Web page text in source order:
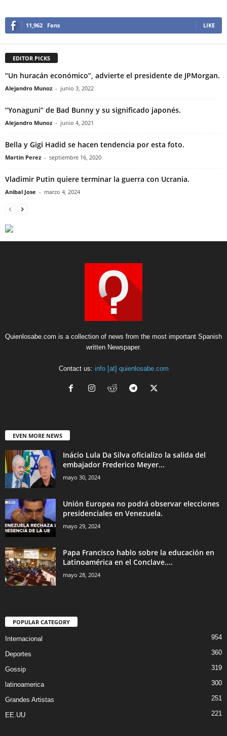
11,962 Fans LIKE
EDITOR PICKS
“Un huracán económico”, advierte el presidente de JPMorgan.
Alejandro Munoz - junio 3, 2022
“Yonaguni” de Bad Bunny y su significado japonés.
Alejandro Munoz - junio 4, 2021
Bella y Gigi Hadid se hacen tendencia por esta foto.
Martin Perez - septiembre 16, 2020
Vladimir Putin quiere terminar la guerra con Ucrania.
Anibal Jose - marzo 4, 2024
Quienlosabe.com is a collection of news from the most important Spanish
written Newspaper.
Contact us: info [at] quienlosabe.com
EVEN MORE NEWS
Inácio Lula Da Silva oficializo la salida del
embajador Frederico Meyer...
mayo 30, 2024
Unión Europea no podrá observar elecciones
presidenciales en Venezuela.
mayo 29, 2024
Papa Francisco hablo sobre la educación en
Latinoamérica en el Conclave....
mayo 28, 2024
POPULAR CATEGORY
Internacional 954
Deportes 360
Gossip 319
latinoamerica 300
Grandes Artistas 251
EE.UU 221